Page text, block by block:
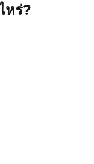
หร่?